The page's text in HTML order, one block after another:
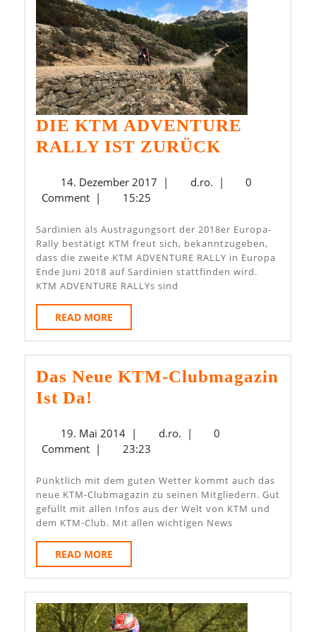
DIE KTM ADVENTURE
RALLY IST ZURÜCK
IST
ZURÜCK
14. Dezember 201714.| d.ro. d.ro.
|
0
Comment | 15:25
Sardinien als Austragungsort der 2018er Europa-
Rally bestätigt KTM freut sich, bekanntzugeben,
dass die zweite KTM ADVENTURE RALLY in Europa
Ende Juni 2018 auf Sardinien stattfinden wird.
KTM ADVENTURE RALLYs sind
READ MORE
MORE
Das Neue KTM-Clubmagazin
Ist Da!
KTM-
Clubmagazin
Ist
Da!
19. Mai 201419.
Mai
| d.ro. d.ro.
|
0
Comment | 23:23
Pünktlich mit dem guten Wetter kommt auch das
neue KTM-Clubmagazin zu seinen Mitgliedern. Gut
gefüllt mit allen Infos aus der Welt von KTM und
dem KTM-Club. Mit allen wichtigen News
READ MORE
MORE